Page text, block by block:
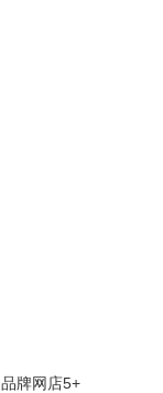
品牌网店5+